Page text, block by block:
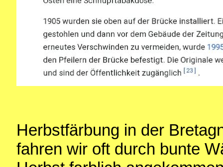
Herbstfärbung in der
fahren wir oft durch bunte